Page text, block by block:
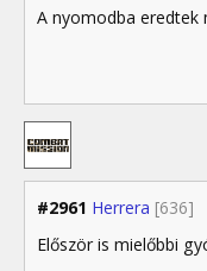
A nyomodba eredtek
#2961 Herrera [636]
Először is mielőbbi